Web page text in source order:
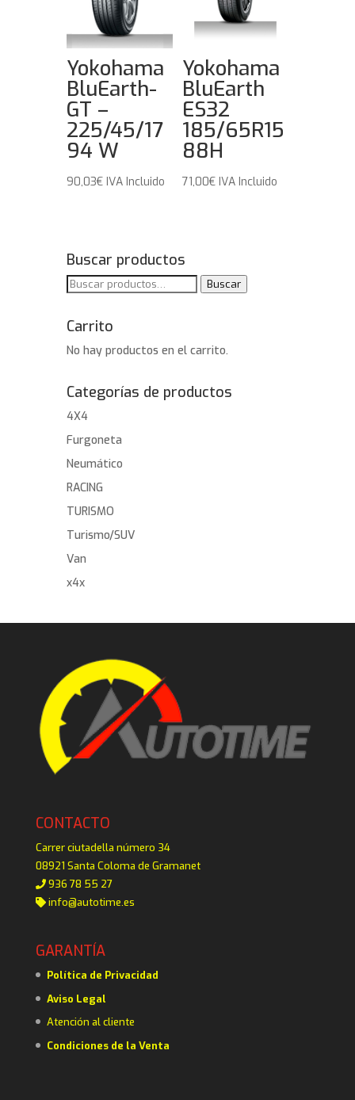
Yokohama
BluEarth-
GT –
225/45/17
94 W
90,03€ IVA Incluido
Yokohama
BluEarth
ES32
185/65R15
88H
71,00€ IVA Incluido
Buscar productos
Buscar
Buscar
Carrito
No hay productos en el carrito.
Categorías de productos
4X4
Furgoneta
Neumático
RACING
TURISMO
Turismo/SUV
Van
x4x
CONTACTO
Carrer ciutadella número 34
08921 Santa Coloma de Gramanet
936 78 55 27
info@autotime.es
GARANTÍA
Política de Privacidad
Aviso Legal
Atención al cliente
Condiciones de la Venta